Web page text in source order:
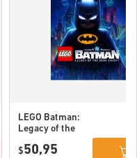
LEGO Batman:
Legacy of the
(STEAM) EU
$50,95